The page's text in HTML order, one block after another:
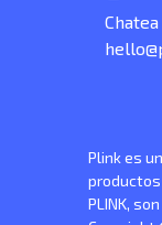
Plink es
PLINK,